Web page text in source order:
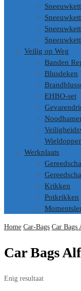
Veilig op Weg
Banden
Blusdeken
EHBO-set
Werkplaats
Krikken
Potkrikken
Home Car-Bags Car Bags
Car Bags
Enig resultaat